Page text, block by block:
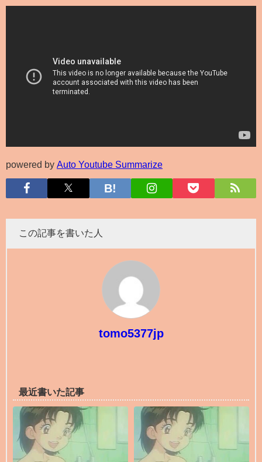
powered by Auto Youtube Summarize
この記事を書いた人
tomo5377jp
最近書いた記事